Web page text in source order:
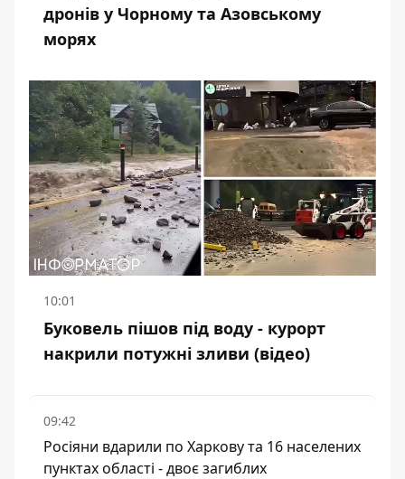
дронів у Чорному та Азовському
морях
10:01
Буковель пішов під воду - курорт
накрили потужні зливи (відео)
09:42
Росіяни вдарили по Харкову та 16 населених
пунктах області - двоє загиблих